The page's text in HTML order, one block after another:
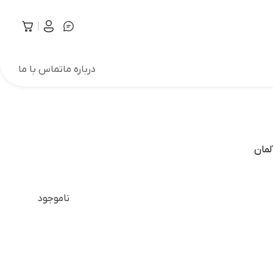
درباره ماتماس با ما
ناموجود